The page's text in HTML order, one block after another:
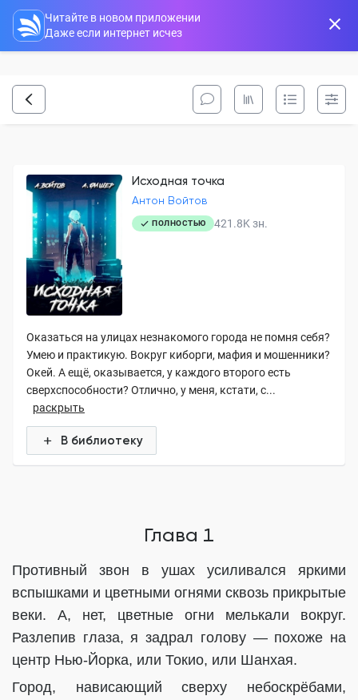
Читайте в новом приложении
Даже если интернет исчез
Исходная точка
Антон Войтов
ПОЛНОСТЬЮ 421.8K зн.
Оказаться на улицах незнакомого города не помня себя?
Умею и практикую. Вокруг киборги, мафия и мошенники?
Окей. А ещё, оказывается, у каждого второго есть
сверхспособности? Отлично, у меня, кстати, с...
раскрыть
В библиотеку
Глава 1
Противный звон в ушах усиливался яркими
вспышками и цветными огнями сквозь прикрытые
веки. А, нет, цветные огни мелькали вокруг.
Разлепив глаза, я задрал голову — похоже на
центр Нью-Йорка, или Токио, или Шанхая.
Город, нависающий сверху небоскрёбами,